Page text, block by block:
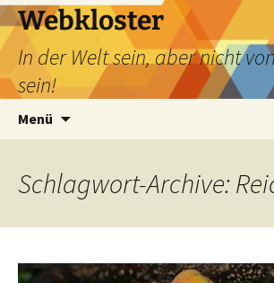
Webkloster
In der Welt sein, aber nicht
sein!
Menü
Schlagwort-Archive: